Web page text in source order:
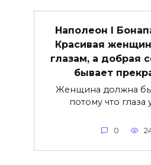
Наполеон I
Красивая
глазам, а добрая
бывает
Женщина должна
потому что
0